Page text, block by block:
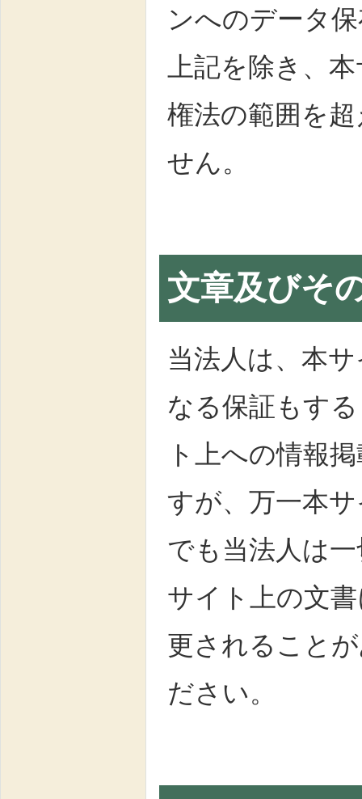
ンへのデータ
上記を除き、
権法の範囲を
せん。
文章及びそ
当法人は、本
なる保証もす
ト上への情報
すが、万一本
でも当法人は
サイト上の文
更されること
ださい。